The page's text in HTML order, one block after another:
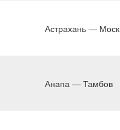
Астрахань —
Анапа — Тамбов